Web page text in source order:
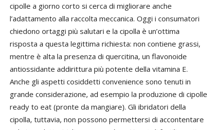
cipolle a giorno corto si cerca di migliorare anche
l’adattamento alla raccolta meccanica. Oggi i consumatori
chiedono ortaggi più salutari e la cipolla è un’ottima
risposta a questa legittima richiesta: non contiene grassi,
mentre è alta la presenza di quercitina, un flavonoide
antiossidante addirittura più potente della vitamina E.
Anche gli aspetti cosiddetti convenience sono tenuti in
grande considerazione, ad esempio la produzione di cipolle
ready to eat (pronte da mangiare). Gli ibridatori della
cipolla, tuttavia, non possono permettersi di accontentare